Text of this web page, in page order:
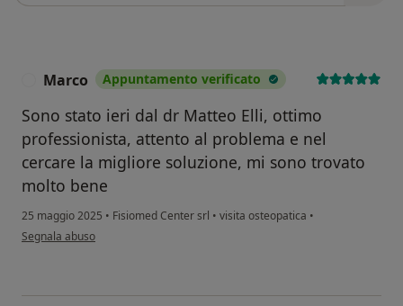
Marco Appuntamento verificato
Sono stato ieri dal dr Matteo Elli, ottimo
professionista, attento al problema e nel
cercare la migliore soluzione, mi sono trovato
molto bene
25 maggio 2025 • Fisiomed Center srl • visita osteopatica •
secondo l'opinione dell'utente Marco
Segnala abuso